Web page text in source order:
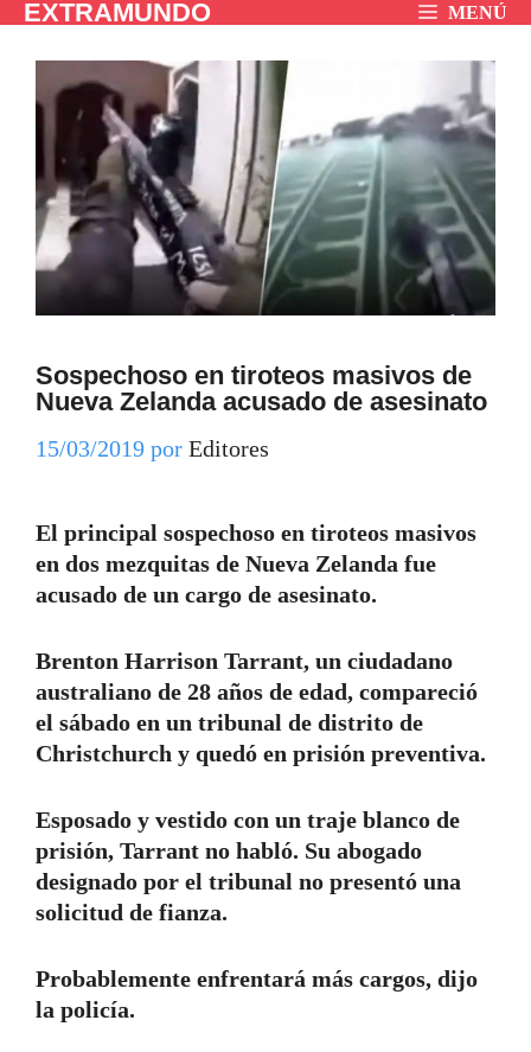
Saltar
contenido
EXTRAMUNDO MENÚ
Sospechoso en tiroteos masivos de
Nueva Zelanda acusado de asesinato
15/03/2019 por Editores
El principal sospechoso en tiroteos masivos
en dos mezquitas de Nueva Zelanda fue
acusado de un cargo de asesinato.
Brenton Harrison Tarrant, un ciudadano
australiano de 28 años de edad, compareció
el sábado en un tribunal de distrito de
Christchurch y quedó en prisión preventiva.
Esposado y vestido con un traje blanco de
prisión, Tarrant no habló. Su abogado
designado por el tribunal no presentó una
solicitud de fianza.
Probablemente enfrentará más cargos, dijo
la policía.